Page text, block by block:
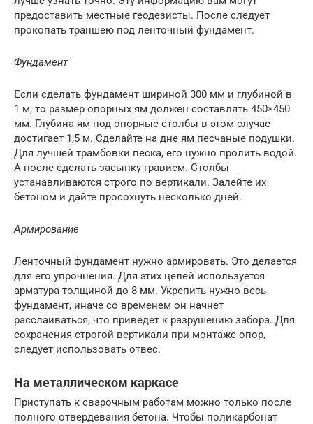
предоставить местные геодезисты. После следует
прокопать траншею под ленточный фундамент.
Фундамент
Если сделать фундамент шириной 300 мм и глубиной в
1 м, то размер опорных ям должен составлять 450×450
мм. Глубина ям под опорные столбы в этом случае
достигает 1,5 м. Сделайте на дне ям песчаные подушки.
Для лучшей трамбовки песка, его нужно пролить водой.
А после сделать засыпку гравием. Столбы
устанавливаются строго по вертикали. Залейте их
бетоном и дайте просохнуть несколько дней.
Армирование
Ленточный фундамент нужно армировать. Это делается
для его упрочнения. Для этих целей используется
арматура толщиной до 8 мм. Укрепить нужно весь
фундамент, иначе со временем он начнет
расслаиваться, что приведет к разрушению забора. Для
сохранения строгой вертикали при монтаже опор,
следует использовать отвес.
На металлическом каркасе
Приступать к сварочным работам можно только после
полного отвердевания бетона. Чтобы поликарбонат